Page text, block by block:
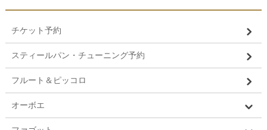
チケット予約
スティールパン・チューニング予約
フルート＆ピッコロ
オーボエ